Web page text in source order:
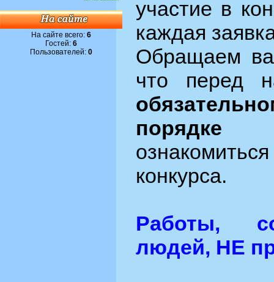
На сайте всего: 6
Гостей: 6
Пользователей: 0
участие в
каждая
Обращаем
что перед
порядке
конкурса.
Работы,
людей, НЕ